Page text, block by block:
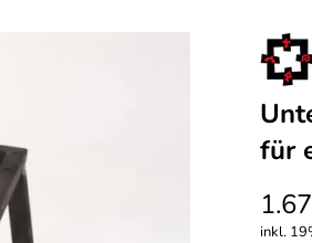
für
inkl.